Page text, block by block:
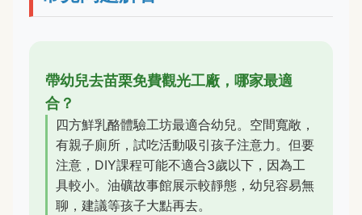
帶幼兒去苗栗免費觀光工廠，哪家最適
合？
四方鮮乳酪體驗工坊最適合幼兒。空間寬敞，
有親子廁所，試吃活動吸引孩子注意力。但要
注意，DIY課程可能不適合3歲以下，因為工
具較小。油礦故事館展示較靜態，幼兒容易無
聊，建議等孩子大點再去。